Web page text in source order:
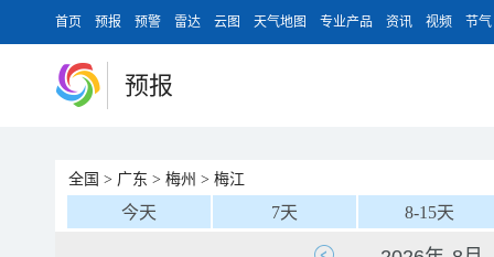
首页 预报 预警 雷达 云图 天气地图 专业产品 资讯 视频 节气
预报
全国 > 广东 > 梅州 > 梅江
今天 7天 8-15天